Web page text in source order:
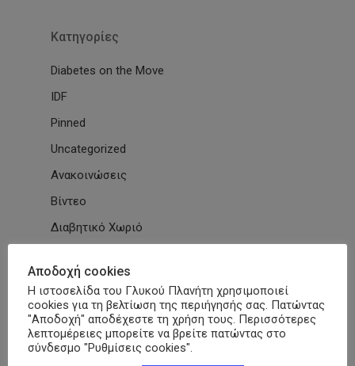
Kατηγορίες
Diabetes on the Move
IDF
Pinned
Uncategorized
Ανακοινώσεις
Βίντεο
Διαβητικό Χωριό
Εγκύκλιοι
Εθνικές & Διεθνείς Συμβάσεις
Εκδηλώσεις Συλλόγων
Εκπαίδευση
Αποδοχή cookies
Η ιστοσελίδα του Γλυκού Πλανήτη χρησιμοποιεί
cookies για τη βελτίωση της περιήγησής σας. Πατώντας
"Αποδοχή" αποδέχεστε τη χρήση τους. Περισσότερες
λεπτομέρειες μπορείτε να βρείτε πατώντας στο
σύνδεσμο "Ρυθμίσεις cookies".